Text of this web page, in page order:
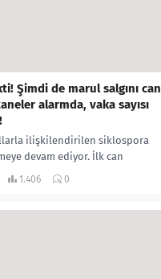
Şimdi de marul salgını can
alarmda, vaka sayısı
ilişkilendirilen siklospora
devam ediyor. İlk can
salgında vaka sayısının
1.406 0